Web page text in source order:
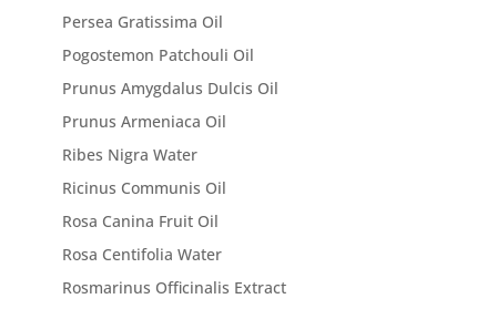
Persea Gratissima Oil
Pogostemon Patchouli Oil
Prunus Amygdalus Dulcis Oil
Prunus Armeniaca Oil
Ribes Nigra Water
Ricinus Communis Oil
Rosa Canina Fruit Oil
Rosa Centifolia Water
Rosmarinus Officinalis Extract